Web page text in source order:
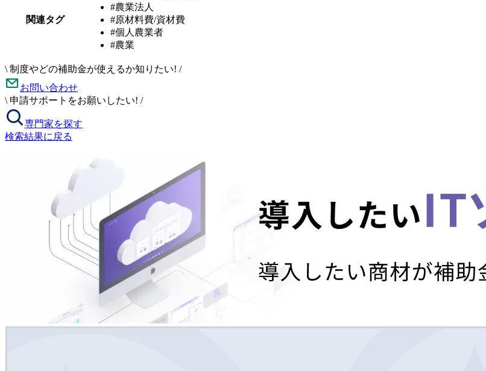
関連タグ
#農業法人
#原材料費/資材費
#個人農業者
#農業
\ 制度やどの補助金が使えるか知りたい! /
お問い合わせ
\ 申請サポートをお願いしたい! /
専門家を探す
検索結果に戻る